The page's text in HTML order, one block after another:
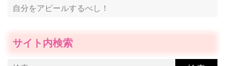
自分をアピールするべし！
サイト内検索